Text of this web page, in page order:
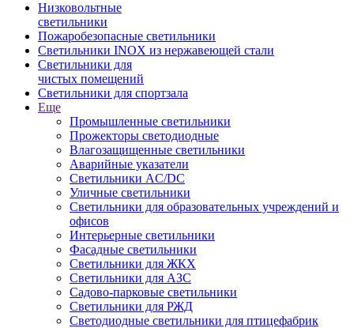
Низковольтные
светильники
Пожаробезопасные светильники
Светильники INOX из нержавеющей стали
Светильники для
чистых помещений
Светильники для спортзала
Еще
Промышленные светильники
Прожекторы светодиодные
Влагозащищенные светильники
Аварийные указатели
Светильники AC/DC
Уличные светильники
Светильники для образовательных учреждений и
офисов
Интерьерные светильники
Фасадные светильники
Светильники для ЖКХ
Светильники для АЗС
Садово-парковые светильники
Светильники для РЖД
Светодиодные светильники для птицефабрик